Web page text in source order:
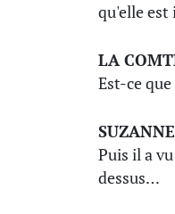
qu'elle est
LA
Est-ce
SUZANNE
Puis il a
dessus…